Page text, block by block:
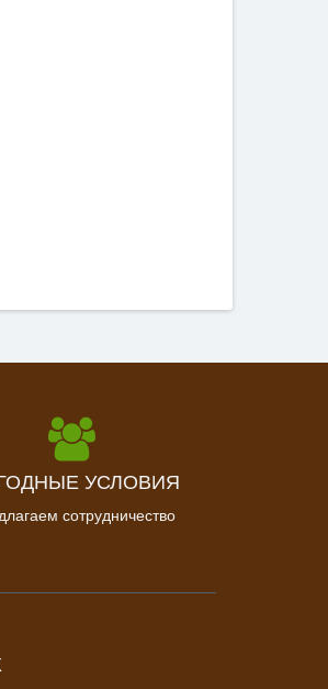
УСЛОВИЯ
сотрудничество